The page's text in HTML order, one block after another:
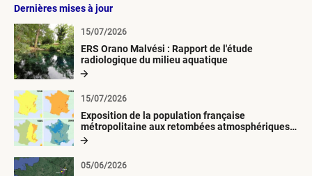
Dernières mises à jour
ERS Orano Malvési : Rapport de l'étude
radiologique du milieu aquatique
15/07/2026
Exposition de la population française
métropolitaine aux retombées atmosphériques
radioactives depuis 1945
15/07/2026
05/06/2026